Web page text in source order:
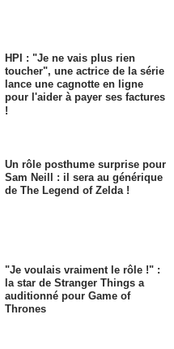
HPI : "Je ne vais plus rien
toucher", une actrice de la série
lance une cagnotte en ligne
pour l'aider à payer ses factures
!
Un rôle posthume surprise pour
Sam Neill : il sera au générique
de The Legend of Zelda !
"Je voulais vraiment le rôle !" :
la star de Stranger Things a
auditionné pour Game of
Thrones